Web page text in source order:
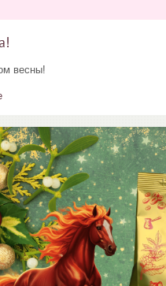
весны!